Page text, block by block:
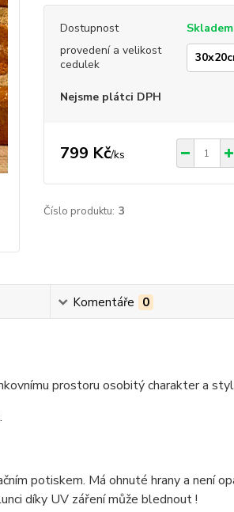
Dostupnost
Skladem
provedení a velikost
cedulek
Nejsme plátci DPH
799 Kč/ks
Číslo produktu: 3
Komentáře 0
prostoru osobitý charakter a
potiskem. Má ohnuté hrany a není
díky UV záření může blednout !